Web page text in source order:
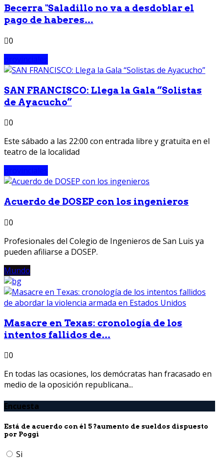
Becerra "Saladillo no va a desdoblar el
pago de haberes...
0
SAN FRANCISCO: Llega la Gala “Solistas
de Ayacucho”
0
Este sábado a las 22:00 con entrada libre y gratuita en el
teatro de la localidad
Acuerdo de DOSEP con los ingenieros
0
Profesionales del Colegio de Ingenieros de San Luis ya
pueden afiliarse a DOSEP.
Mundo
Masacre en Texas: cronología de los
intentos fallidos de...
0
En todas las ocasiones, los demócratas han fracasado en
medio de la oposición republicana...
Encuesta
Está de acuerdo con él 5 ?aumento de sueldos dispuesto
por Poggi
Si